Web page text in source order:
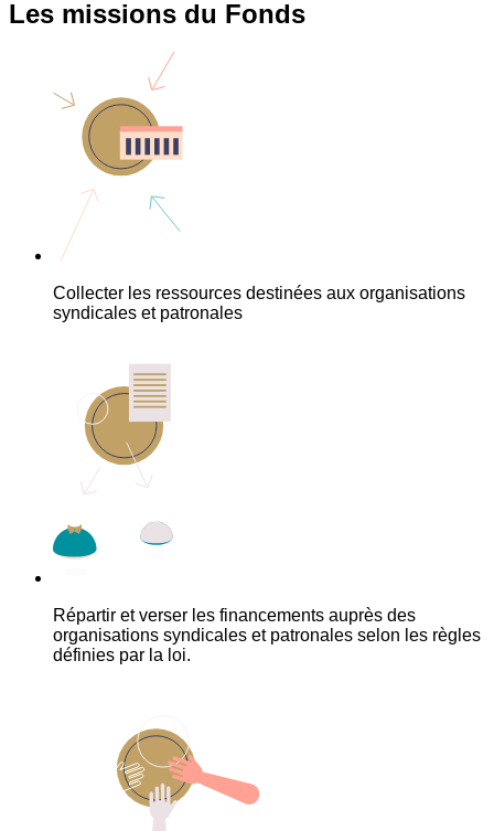
Les missions du Fonds
Collecter les ressources destinées aux organisations
syndicales et patronales
Répartir et verser les financements auprès des
organisations syndicales et patronales selon les règles
définies par la loi.